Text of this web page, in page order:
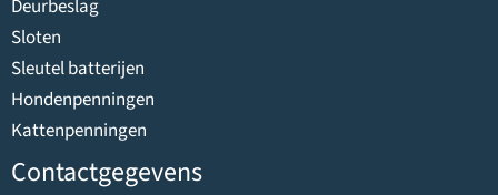
Deurbeslag
Sloten
Sleutel batterijen
Hondenpenningen
Kattenpenningen
Contactgegevens